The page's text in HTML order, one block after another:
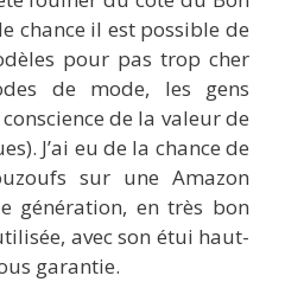
chance il est possible de
pour pas trop cher
de mode, les gens
de la valeur de
J’ai eu de la chance de
sur une Amazon
génération, en très bon
avec son étui haut-
garantie.